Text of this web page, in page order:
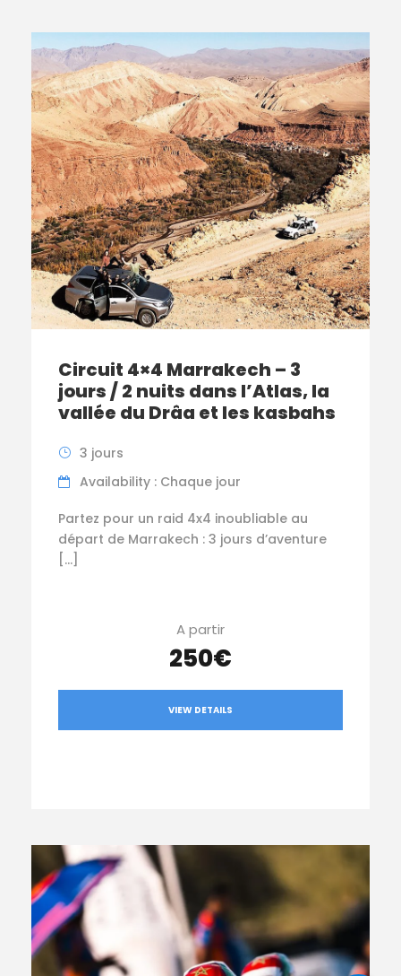
Circuit 4×4 Marrakech – 3
jours / 2 nuits dans l’Atlas, la
vallée du Drâa et les kasbahs
3 jours
Availability : Chaque jour
Partez pour un raid 4x4 inoubliable au
départ de Marrakech : 3 jours d’aventure
[…]
A partir
250€
VIEW DETAILS